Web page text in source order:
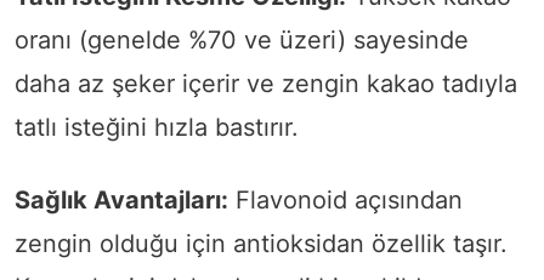
oranı (genelde %70 ve üzeri) sayesinde
daha az şeker içerir ve zengin kakao tadıyla
tatlı isteğini hızla bastırır.
Sağlık Avantajları: Flavonoid açısından
zengin olduğu için antioksidan özellik taşır.